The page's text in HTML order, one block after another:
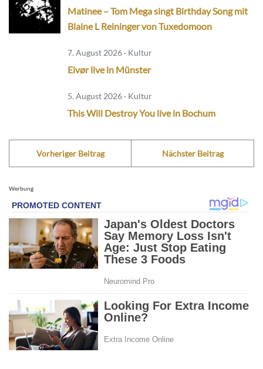
Matinee – Tom Mega singt Birthday Song mit
Blaine L Reininger von Tuxedomoon
7. August 2026 · Kultur
Eivør live in Münster
5. August 2026 · Kultur
This Will Destroy You live in Bochum
Vorheriger Beitrag Nächster Beitrag
Werbung